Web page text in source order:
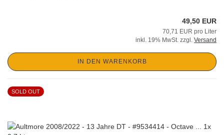
49,50 EUR
70,71 EUR pro Liter
inkl. 19% MwSt. zzgl. Versand
IN DEN WARENKORB
SOLD OUT